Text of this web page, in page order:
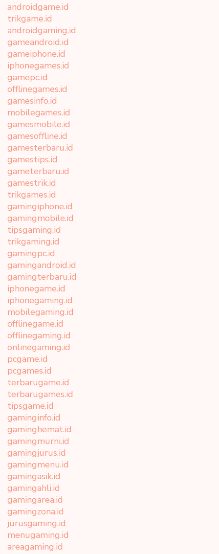
androidgame.id
trikgame.id
androidgaming.id
gameandroid.id
gameiphone.id
iphonegames.id
gamepc.id
offlinegames.id
gamesinfo.id
mobilegames.id
gamesmobile.id
gamesoffline.id
gamesterbaru.id
gamestips.id
gameterbaru.id
gamestrik.id
trikgames.id
gamingiphone.id
gamingmobile.id
tipsgaming.id
trikgaming.id
gamingpc.id
gamingandroid.id
gamingterbaru.id
iphonegame.id
iphonegaming.id
mobilegaming.id
offlinegame.id
offlinegaming.id
onlinegaming.id
pcgame.id
pcgames.id
terbarugame.id
terbarugames.id
tipsgame.id
gaminginfo.id
gaminghemat.id
gamingmurni.id
gamingjurus.id
gamingmenu.id
gamingasik.id
gamingahli.id
gamingarea.id
gamingzona.id
jurusgaming.id
menugaming.id
areagaming.id